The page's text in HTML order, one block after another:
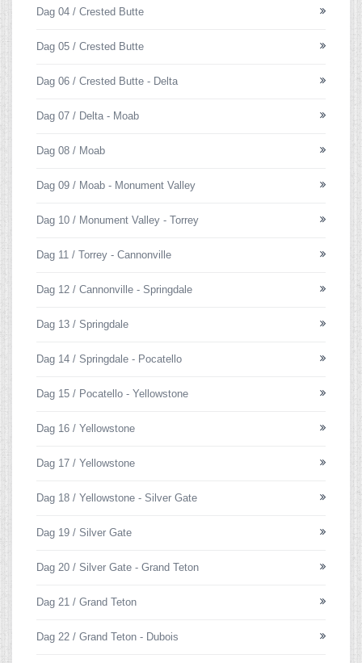
Dag 04 / Crested Butte
Dag 05 / Crested Butte
Dag 06 / Crested Butte - Delta
Dag 07 / Delta - Moab
Dag 08 / Moab
Dag 09 / Moab - Monument Valley
Dag 10 / Monument Valley - Torrey
Dag 11 / Torrey - Cannonville
Dag 12 / Cannonville - Springdale
Dag 13 / Springdale
Dag 14 / Springdale - Pocatello
Dag 15 / Pocatello - Yellowstone
Dag 16 / Yellowstone
Dag 17 / Yellowstone
Dag 18 / Yellowstone - Silver Gate
Dag 19 / Silver Gate
Dag 20 / Silver Gate - Grand Teton
Dag 21 / Grand Teton
Dag 22 / Grand Teton - Dubois